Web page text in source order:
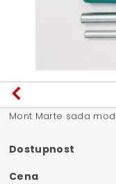
Mont Marte sada
Dostupnost
Cena